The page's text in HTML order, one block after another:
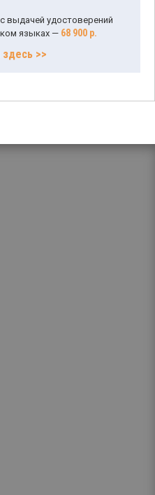
выдачей удостоверений
языках — 68 900 р.
>>